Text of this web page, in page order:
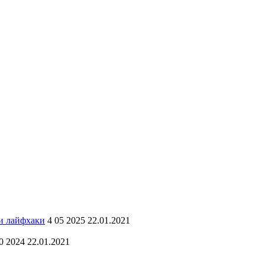
лайфхаки 4 05 2025 22.01.2021
2024 22.01.2021